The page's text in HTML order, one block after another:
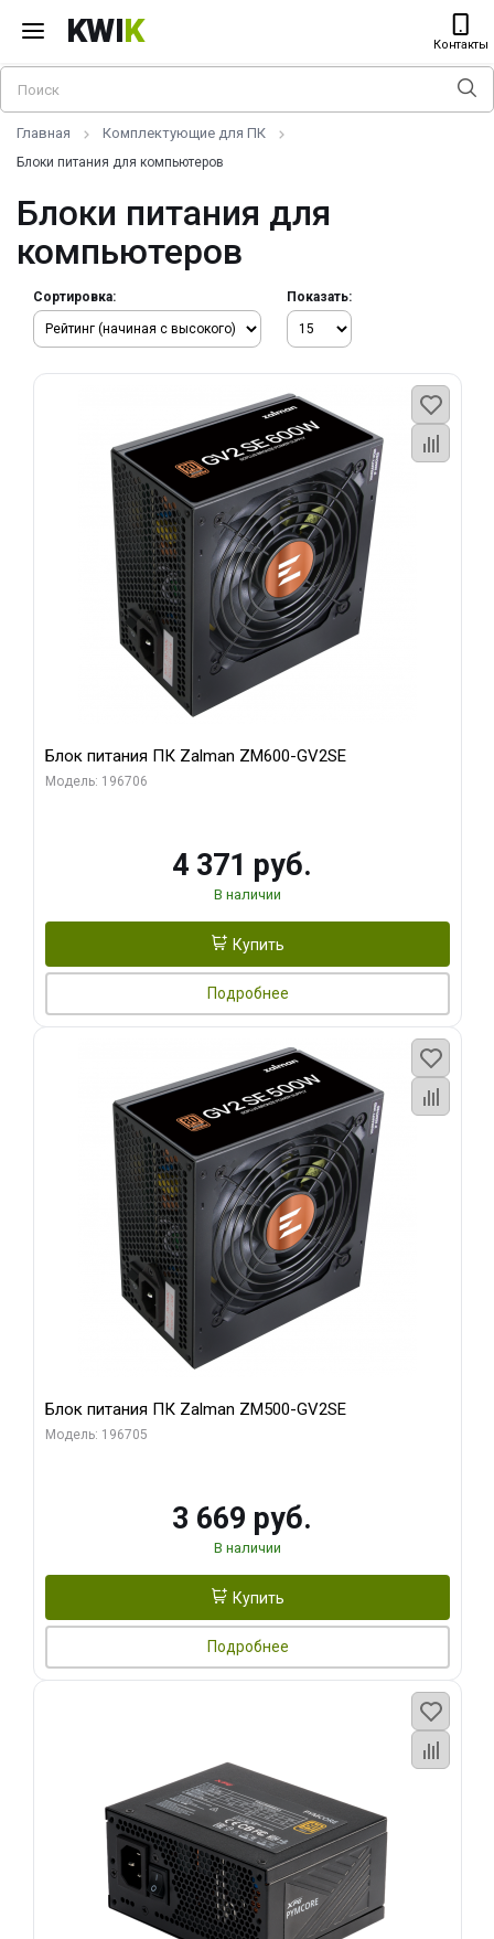
KWIK Контакты
Главная Комплектующие для ПК
Блоки питания для компьютеров
Блоки питания для
компьютеров
Сортировка: Показать:
Блок питания ПК Zalman ZM600-GV2SE
Модель: 196706
4 371 руб.
В наличии
Купить
Подробнее
Блок питания ПК Zalman ZM500-GV2SE
Модель: 196705
3 669 руб.
В наличии
Купить
Подробнее